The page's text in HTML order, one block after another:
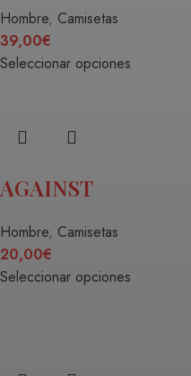
Hombre, Camisetas
39,00€
Seleccionar opciones
AGAINST
Hombre, Camisetas
20,00€
Seleccionar opciones